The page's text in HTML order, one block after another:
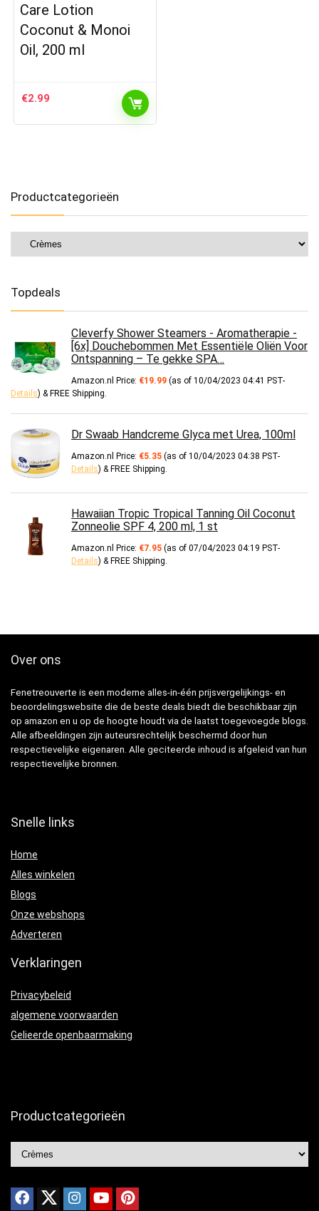
Care Lotion
Coconut & Monoi
Oil, 200 ml
€2.99
Productcategorieën
Topdeals
Cleverfy Shower Steamers - Aromatherapie -
[6x] Douchebommen Met Essentiële Oliën Voor
Ontspanning – Te gekke SPA…
Amazon.nl Price: €19.99 (as of 10/04/2023 04:41 PST-
Details) & FREE Shipping.
Dr Swaab Handcreme Glyca met Urea, 100ml
Amazon.nl Price: €5.35 (as of 10/04/2023 04:38 PST-
Details) & FREE Shipping.
Hawaiian Tropic Tropical Tanning Oil Coconut
Zonneolie SPF 4, 200 ml, 1 st
Amazon.nl Price: €7.95 (as of 07/04/2023 04:19 PST-
Details) & FREE Shipping.
Over ons
Fenetreouverte is een moderne alles-in-één prijsvergelijkings- en
beoordelingswebsite die de beste deals biedt die beschikbaar zijn
op amazon en u op de hoogte houdt via de laatst toegevoegde blogs.
Alle afbeeldingen zijn auteursrechtelijk beschermd door hun
respectievelijke eigenaren. Alle geciteerde inhoud is afgeleid van hun
respectievelijke bronnen.
Snelle links
Home
Alles winkelen
Blogs
Onze webshops
Adverteren
Verklaringen
Privacybeleid
algemene voorwaarden
Gelieerde openbaarmaking
Productcategorieën